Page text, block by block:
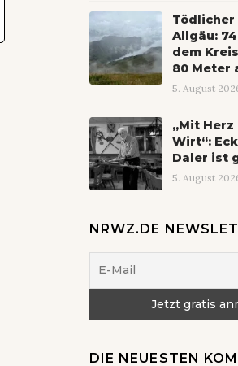
Allgäu:
dem
80 Meter
5. August
„Mit Herz
Wirt“:
Daler ist
5. August
NRWZ.DE
DIE NEUESTEN